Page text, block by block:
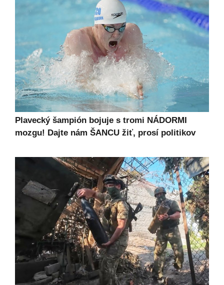
Plavecký šampión bojuje s tromi NÁDORMI
mozgu! Dajte nám ŠANCU žiť, prosí politikov